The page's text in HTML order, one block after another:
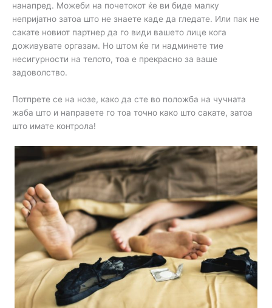
нанапред. Можеби на почетокот ќе ви биде малку
непријатно затоа што не знаете каде да гледате. Или пак не
сакате новиот партнер да го види вашето лице кога
доживувате оргазам. Но штом ќе ги надминете тие
несигурности на телото, тоа е прекрасно за ваше
задоволство.
Потпрете се на нозе, како да сте во положба на чучната
жаба што и направете го тоа точно како што сакате, затоа
што имате контрола!